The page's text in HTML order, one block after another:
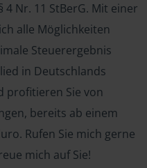
Nr. 11 StBerG. Mit einer
alle Möglichkeiten
Steuerergebnis
in Deutschlands
profitieren Sie von
bereits ab einem
Rufen Sie mich gerne
mich auf Sie!